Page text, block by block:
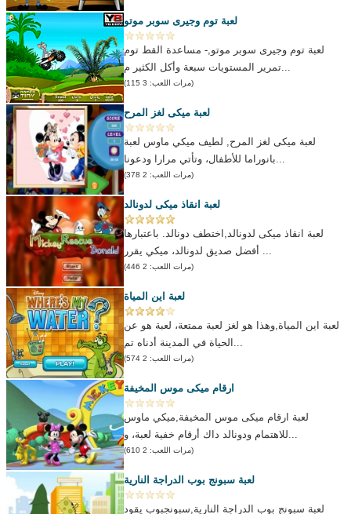
لعبة توم وجيرى سوبر موتو
لعبة توم وجيرى سوبر موتو,- مساعدة القط توم
(مرات اللعب: 3 115)
لعبة ميكى لغز المرح
لعبة ميكى لغز المرح, لطيف ميكي ماوس لعبة
(مرات اللعب: 2 378)
لعبة انقاذ ميكى لدونالد
لعبة انقاذ ميكى لدونالد,اختطف دونالد. باعتبارها
(مرات اللعب: 2 446)
لعبة اين المياة
لعبة اين المياة,وهذا هو لغز لعبة ممتعة، لعبة هو عن
(مرات اللعب: 2 574)
ارقام ميكى موس المخيفة
لعبة ارقام ميكى موس المخيفة,ميكي ماوس
(مرات اللعب: 2 610)
لعبة سبونج بوب الدراجة النارية
لعبة سبونج بوب الدراجة النارية,سبونجبوب يقود